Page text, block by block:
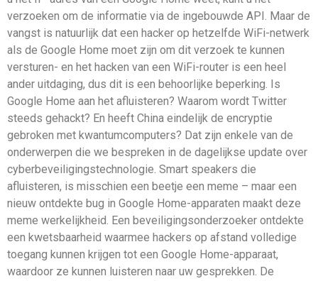
verzoeken om de informatie via de ingebouwde API. Maar de
vangst is natuurlijk dat een hacker op hetzelfde WiFi-netwerk
als de Google Home moet zijn om dit verzoek te kunnen
versturen- en het hacken van een WiFi-router is een heel
ander uitdaging, dus dit is een behoorlijke beperking. Is
Google Home aan het afluisteren? Waarom wordt Twitter
steeds gehackt? En heeft China eindelijk de encryptie
gebroken met kwantumcomputers? Dat zijn enkele van de
onderwerpen die we bespreken in de dagelijkse update over
cyberbeveiligingstechnologie. Smart speakers die
afluisteren, is misschien een beetje een meme – maar een
nieuw ontdekte bug in Google Home-apparaten maakt deze
meme werkelijkheid. Een beveiligingsonderzoeker ontdekte
een kwetsbaarheid waarmee hackers op afstand volledige
toegang kunnen krijgen tot een Google Home-apparaat,
waardoor ze kunnen luisteren naar uw gesprekken. De